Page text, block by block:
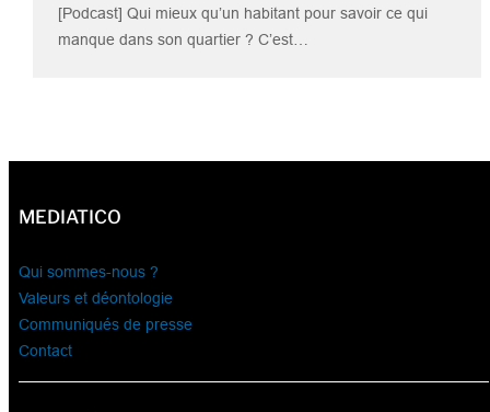
[Podcast] Qui mieux qu’un habitant pour savoir ce qui
manque dans son quartier ? C’est…
MEDIATICO
Qui sommes-nous ?
Valeurs et déontologie
Communiqués de presse
Contact